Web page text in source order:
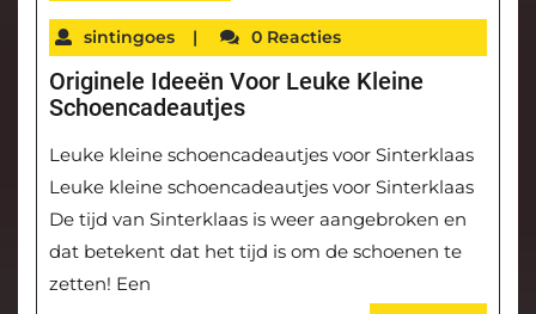
sintingoes | 0 Reacties
Originele Ideeën Voor Leuke Kleine
Schoencadeautjes
Leuke kleine schoencadeautjes voor Sinterklaas
Leuke kleine schoencadeautjes voor Sinterklaas
De tijd van Sinterklaas is weer aangebroken en
dat betekent dat het tijd is om de schoenen te
zetten! Een